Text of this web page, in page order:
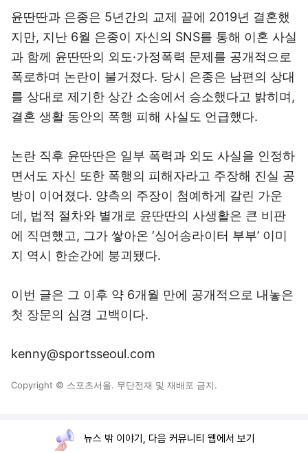
윤딴딴과 은종은 5년간의 교제 끝에 2019년 결혼했
지만, 지난 6월 은종이 자신의 SNS를 통해 이혼 사실
과 함께 윤딴딴의 외도·가정폭력 문제를 공개적으로
폭로하며 논란이 불거졌다. 당시 은종은 남편의 상대
를 상대로 제기한 상간 소송에서 승소했다고 밝히며,
결혼 생활 동안의 폭행 피해 사실도 언급했다.
논란 직후 윤딴딴은 일부 폭력과 외도 사실을 인정하
면서도 자신 또한 폭행의 피해자라고 주장해 진실 공
방이 이어졌다. 양측의 주장이 첨예하게 갈린 가운
데, 법적 절차와 별개로 윤딴딴의 사생활은 큰 비판
에 직면했고, 그가 쌓아온 ‘싱어송라이터 부부’ 이미
지 역시 한순간에 붕괴됐다.
이번 글은 그 이후 약 6개월 만에 공개적으로 내놓은
첫 장문의 심경 고백이다.
kenny@sportsseoul.com
Copyright © 스포츠서울. 무단전재 및 재배포 금지.
뉴스 밖 이야기, 다음 커뮤니티 웹에서 보기